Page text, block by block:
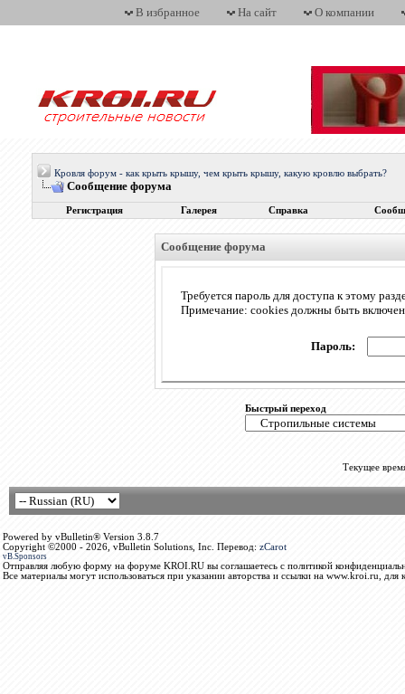
В избранное На сайт О компании
Кровля форум - как крыть крышу, чем крыть крышу, какую кровлю выбрать?
Сообщение форума
Регистрация Галерея Справка
Сообщение форума
Требуется пароль для доступа к этому
Примечание: cookies должны быть
Пароль:
Быстрый переход
Текущее
Powered by vBulletin® Version 3.8.7
Copyright ©2000 - 2026, vBulletin Solutions, Inc. Перевод: zCarot
vB.Sponsors
Отправляя любую форму на форуме KROI.RU вы соглашаетесь с политикой
Все материалы могут использоваться при указании авторства и ссылки на www.kroi.ru, для